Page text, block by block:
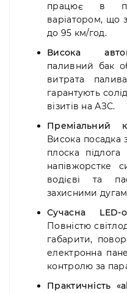
працює в
варіатором, що
до 95 км/год.
Висока
паливний бак
витрата
гарантують
візитів на АЗС.
Преміальний
Висока посадка
плоска підлога
напівжорстке
водієві та
захисними
Сучасна LED-
Повністю
габарити,
електронна
контролю за
Практичність